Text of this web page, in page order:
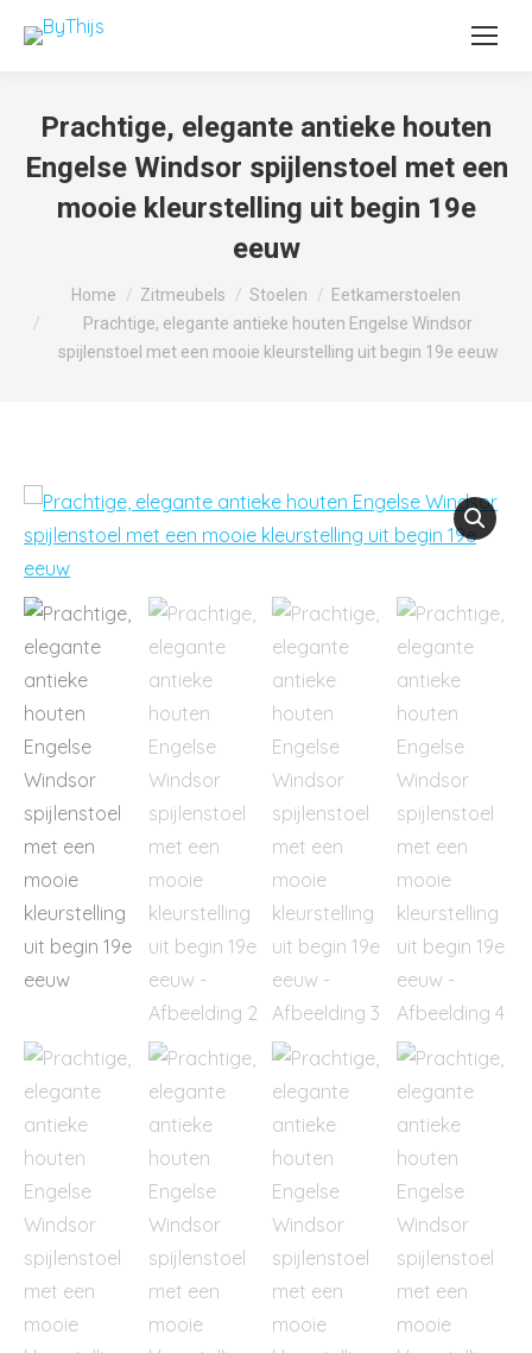
Prachtige, elegante antieke houten
Engelse Windsor spijlenstoel met een
mooie kleurstelling uit begin 19e
eeuw
Je bent hier:
Home Zitmeubels Stoelen
Eetkamerstoelen
Prachtige, elegante antieke houten Engelse Windsor
spijlenstoel met een mooie kleurstelling uit begin 19e eeuw